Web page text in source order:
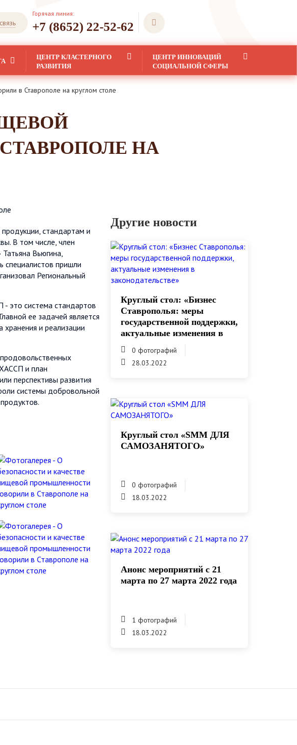
Горячая линия:
+7 (8652) 22-52-62
ЦЕНТР КЛАСТЕРНОГО
РАЗВИТИЯ
ЦЕНТР ИННОВАЦИЙ
СОЦИАЛЬНОЙ СФЕРЫ
в Ставрополе на круглом столе
НА
стандартам и
В том числе, член
Вьюгина,
специалистов пришли
Региональный
это система стандартов
ее задачей является
и реализации
и план
перспективы развития
системы добровольной
Другие новости
Круглый стол: «Бизнес
Ставрополья: меры
государственной поддержки,
актуальные изменения в
законодательстве»
0 фотографий
28.03.2022
Круглый стол «SMM ДЛЯ
САМОЗАНЯТОГО»
0 фотографий
18.03.2022
Анонс мероприятий с 21
марта по 27 марта 2022 года
1 фотографий
18.03.2022